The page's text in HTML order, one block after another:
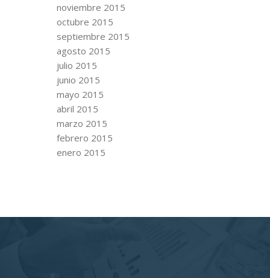
noviembre 2015
octubre 2015
septiembre 2015
agosto 2015
julio 2015
junio 2015
mayo 2015
abril 2015
marzo 2015
febrero 2015
enero 2015